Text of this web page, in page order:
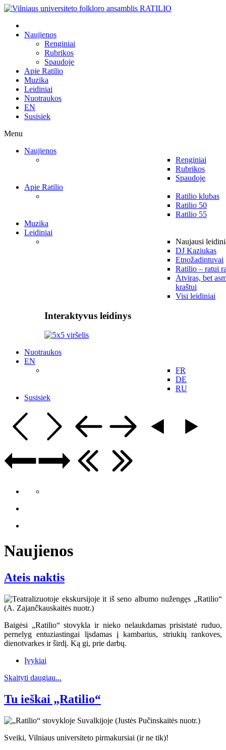
Naujienos
Renginiai
Rubrikos
Spaudoje
Apie Ratilio
Muzika
Leidiniai
Nuotraukos
EN
Susisiek
Menu
Naujienos
Renginiai
Rubrikos
Spaudoje
Apie Ratilio
Ratilio klubas
Ratilio 50
Ratilio 55
Muzika
Leidiniai
Naujausi
DJ Kaziukas
Etnožadintuvai
Ratilio – ratui
Atviras, bet
kraštui
Visi leidiniai
Interaktyvus leidinys
Nuotraukos
EN
FR
DE
RU
Susisiek
Naujienos
Ateis naktis
Baigėsi „Ratilio“ stovykla ir nieko nelaukdamas prisistatė ruduo,
pernelyg entuziastingai lįsdamas į kambarius, striukių rankoves,
dienotvarkes ir širdį. Ką gi, prie darbų.
Įvykiai
Skaityti daugiau...
Tu ieškai „Ratilio“
Sveiki, Vilniaus universiteto pirmakursiai (ir ne tik)!